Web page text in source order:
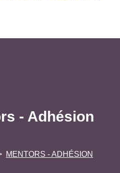
- Adhésion
MENTORS - ADHÉSION